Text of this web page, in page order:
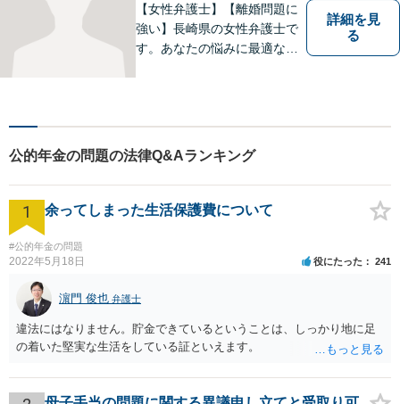
【女性弁護士】【離婚問題に
強い】長崎県の女性弁護士で
す。あなたの悩みに最適なリ
詳細を見
る
公的年金の問題の法律Q&Aランキング
1 余ってしまった生活保護費について
#公的年金の問題
2022年5月18日 役にたった 241
濵門 俊也 弁護士
違法にはなりません。貯金できているということは、しっかり地に足
の着いた堅実な生活をしている証といえます。